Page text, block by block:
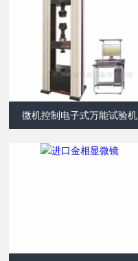
微机控制电子式万能试验机